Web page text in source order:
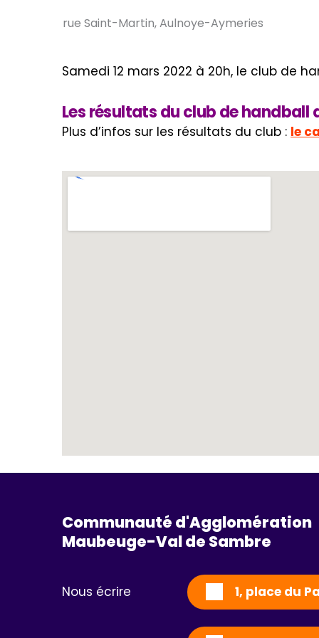
rue Saint-Martin, Aulnoye-Aymeries
Samedi 12 mars 2022 à 20h, le club de
Les résultats du club de handball
Plus d’infos sur les résultats du club : le
Communauté d'Agglomération
Maubeuge-Val de Sambre
Nous écrire 1, place du